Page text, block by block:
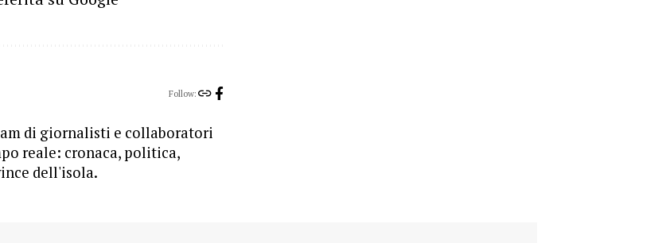
Follow:
di giornalisti e collaboratori
reale: cronaca, politica,
dell'isola.